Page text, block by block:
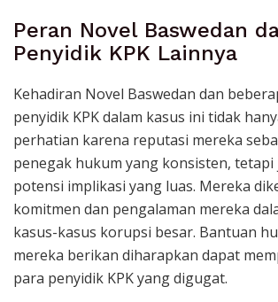
Peran Novel Baswedan
Penyidik KPK Lainnya
Kehadiran Novel Baswedan dan
penyidik KPK dalam kasus ini tidak
perhatian karena reputasi mereka
penegak hukum yang konsisten, tetapi
potensi implikasi yang luas. Mereka
komitmen dan pengalaman mereka
kasus-kasus korupsi besar. Bantuan
mereka berikan diharapkan dapat
para penyidik KPK yang digugat.